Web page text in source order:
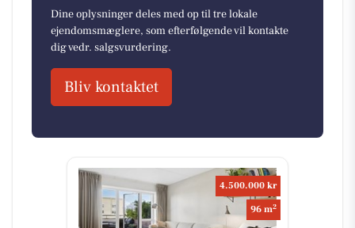
Dine oplysninger deles med op til tre lokale
ejendomsmæglere, som efterfølgende vil kontakte
dig vedr. salgsvurdering.
Bliv kontaktet
4.500.000 kr
96 m2